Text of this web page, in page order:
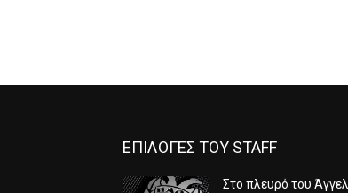
ΕΠΙΛΟΓΕΣ ΤΟΥ STAFF
Στο πλευρό του